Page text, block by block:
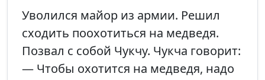
Уволился майор из армии. Решил
сходить поохотиться на медведя.
Позвал с собой Чукчу. Чукча говорит:
— Чтобы охотится на медведя, надо